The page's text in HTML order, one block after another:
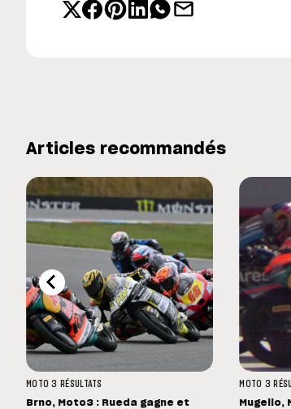
Articles recommandés
MOTO 3 RÉSULTATS
Brno, Moto3 : Rueda gagne et
MOTO 3
Mugello,